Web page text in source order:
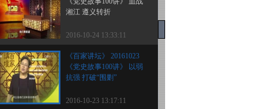
湘江 遵义转折
2016-10-24 13:33:11
《百家讲坛》 20161023
《党史故事100讲》 以弱
抗强 打破“围剿”
2016-10-23 13:17:11